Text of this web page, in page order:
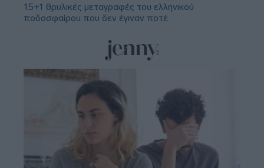
15+1 θρυλικές μεταγραφές του ελληνικού
ποδοσφαίρου που δεν έγιναν ποτέ